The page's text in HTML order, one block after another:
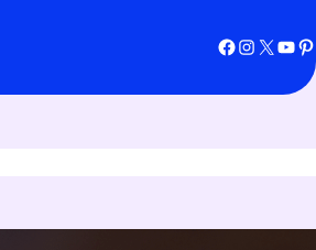
Facebook Instagram X YouTube Pinterest